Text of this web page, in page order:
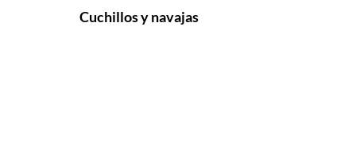
Cuchillos y navajas